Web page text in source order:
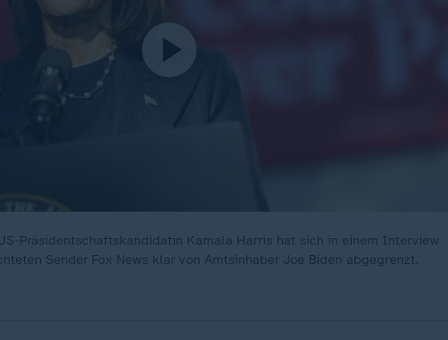
Präsidentschaftskandidatin Kamala Harris hat sich in einem Interview
Sender Fox News klar von Amtsinhaber Joe Biden abgegrenzt.